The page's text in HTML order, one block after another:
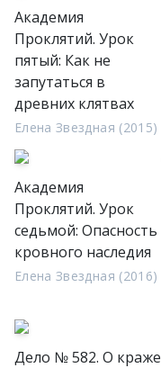
Академия
Проклятий. Урок
пятый: Как не
запутаться в
древних клятвах
Елена Звездная (2015)
Академия
Проклятий. Урок
седьмой: Опасность
кровного наследия
Елена Звездная (2016)
Дело № 582. О краже